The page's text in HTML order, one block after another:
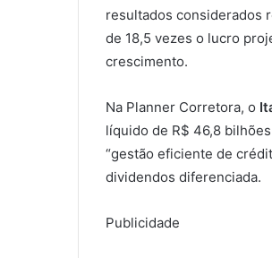
resultados considerados
de 18,5 vezes o lucro
crescimento.
Na Planner Corretora, o
líquido de R$ 46,8
“gestão eficiente de
dividendos diferenciada.
Publicidade